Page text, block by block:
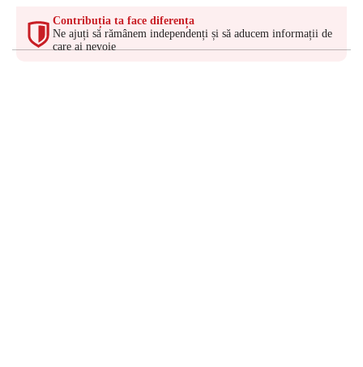
Contribuția ta face diferența
Ne ajuți să rămânem independenți și să aducem informații de
care ai nevoie